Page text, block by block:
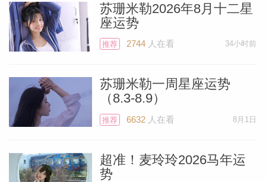
推进那个酝酿已久的秘密计划或构想。
苏珊米勒2026年8月十二星
座运势
推荐 2744人在看 34小时前
苏珊米勒一周星座运势
（8.3-8.9）
推荐 6632人在看 8月1日
超准！麦玲玲2026马年运
势